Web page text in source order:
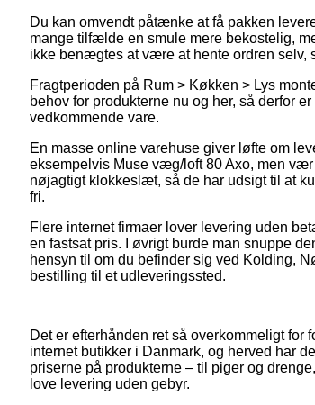
Du kan omvendt påtænke at få pakken
mange tilfælde en smule mere bekostelig,
ikke benægtes at være at hente ordren selv,
Fragtperioden på Rum > Køkken > Lys
behov for produkterne nu og her, så derfor
vedkommende vare.
En masse online varehuse giver løfte om
eksempelvis Muse væg/loft 80 Axo, men
nøjagtigt klokkeslæt, så de har udsigt til at
fri.
Flere internet firmaer lover levering uden
en fastsat pris. I øvrigt burde man snuppe
hensyn til om du befinder sig ved Kolding,
bestilling til et udleveringssted.
Det er efterhånden ret så overkommeligt
internet butikker i Danmark, og herved har
priserne på produkterne – til piger og
love levering uden gebyr.